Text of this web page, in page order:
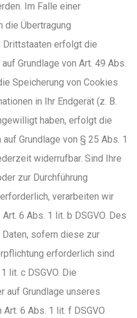
Im Falle einer
die Übertragung
Drittstaaten erfolgt die
Grundlage von Art. 49 Abs.
Speicherung von Cookies
in Ihr Endgerät (z. B.
haben, erfolgt die
Grundlage von § 25 Abs. 1
widerrufbar. Sind Ihre
zur Durchführung
verarbeiten wir
6 Abs. 1 lit. b DSGVO. Des
sofern diese zur
erforderlich sind
lit. c DSGVO. Die
auf Grundlage unseres
6 Abs. 1 lit. f DSGVO